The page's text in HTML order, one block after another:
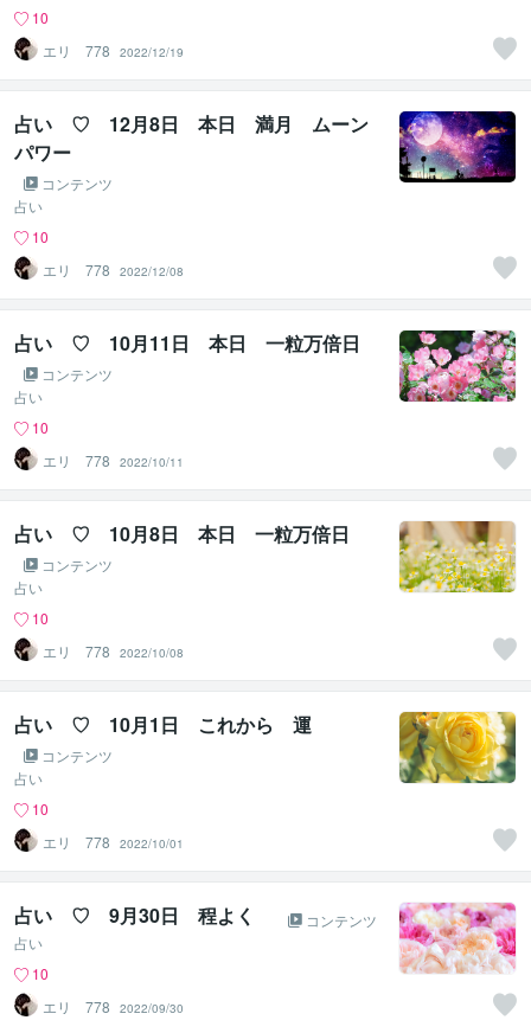
10
エリ 778
2022/12/19
占い ♡ 12月8日 本日 満月 ムーン
パワー
コンテンツ
占い
10
エリ 778
2022/12/08
占い ♡ 10月11日 本日 一粒万倍日
コンテンツ
占い
10
エリ 778
2022/10/11
占い ♡ 10月8日 本日 一粒万倍日
コンテンツ
占い
10
エリ 778
2022/10/08
占い ♡ 10月1日 これから 運
コンテンツ
占い
10
エリ 778
2022/10/01
占い ♡ 9月30日 程よく
コンテンツ
占い
10
エリ 778
2022/09/30